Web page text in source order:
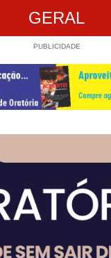
GERAL
PUBLICIDADE